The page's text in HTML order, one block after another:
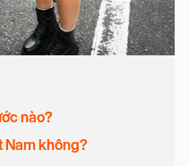
nào?
Nam không?